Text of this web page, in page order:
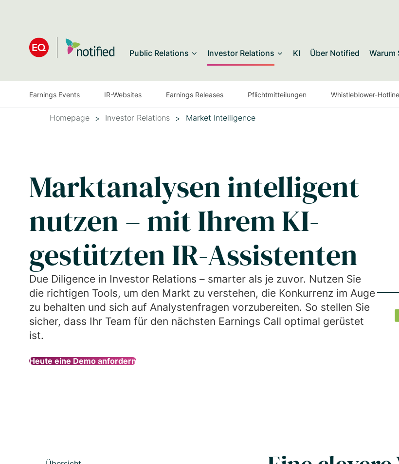
Public Relations Investor Relations KI Über Notified Warum
Earnings Events IR-Websites Earnings Releases Pflichtmitteilungen Whistleblower-Hotline
Homepage Investor Relations Market Intelligence
Marktanalysen intelligent
nutzen – mit Ihrem KI-
gestützten IR-Assistenten
Due Diligence in Investor Relations – smarter als je zuvor. Nutzen Sie
die richtigen Tools, um den Markt zu verstehen, die Konkurrenz im Auge
zu behalten und sich auf Analystenfragen vorzubereiten. So stellen Sie
sicher, dass Ihr Team für den nächsten Earnings Call optimal gerüstet
ist.
Heute eine Demo anfordern